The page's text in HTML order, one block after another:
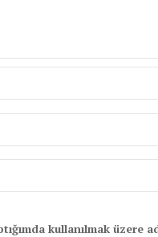
kullanılmak üzere